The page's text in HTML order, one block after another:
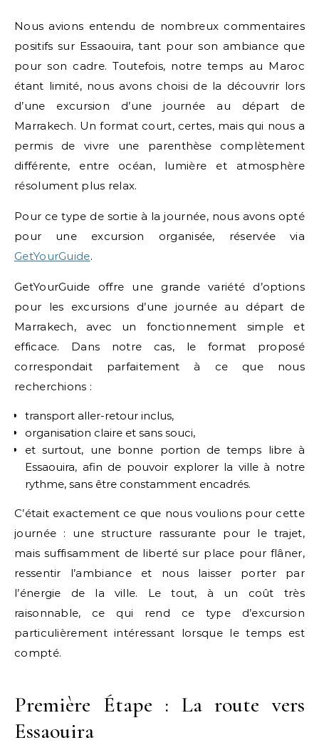
Nous avions entendu de nombreux commentaires
positifs sur Essaouira, tant pour son ambiance que
pour son cadre. Toutefois, notre temps au Maroc
étant limité, nous avons choisi de la découvrir lors
d’une excursion d’une journée au départ de
Marrakech. Un format court, certes, mais qui nous a
permis de vivre une parenthèse complètement
différente, entre océan, lumière et atmosphère
résolument plus relax.
Pour ce type de sortie à la journée, nous avons opté
pour une excursion organisée, réservée via
GetYourGuide.
GetYourGuide offre une grande variété d’options
pour les excursions d’une journée au départ de
Marrakech, avec un fonctionnement simple et
efficace. Dans notre cas, le format proposé
correspondait parfaitement à ce que nous
recherchions :
transport aller-retour inclus,
organisation claire et sans souci,
et surtout, une bonne portion de temps libre à
Essaouira, afin de pouvoir explorer la ville à notre
rythme, sans être constamment encadrés.
C’était exactement ce que nous voulions pour cette
journée : une structure rassurante pour le trajet,
mais suffisamment de liberté sur place pour flâner,
ressentir l’ambiance et nous laisser porter par
l’énergie de la ville. Le tout, à un coût très
raisonnable, ce qui rend ce type d’excursion
particulièrement intéressant lorsque le temps est
compté.
Première Étape : La route vers
Essaouira